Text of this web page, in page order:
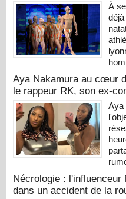
À
Aya Nakamura au cœur
le rappeur RK, son ex-
Nécrologie : l'influenceur
dans un accident de la